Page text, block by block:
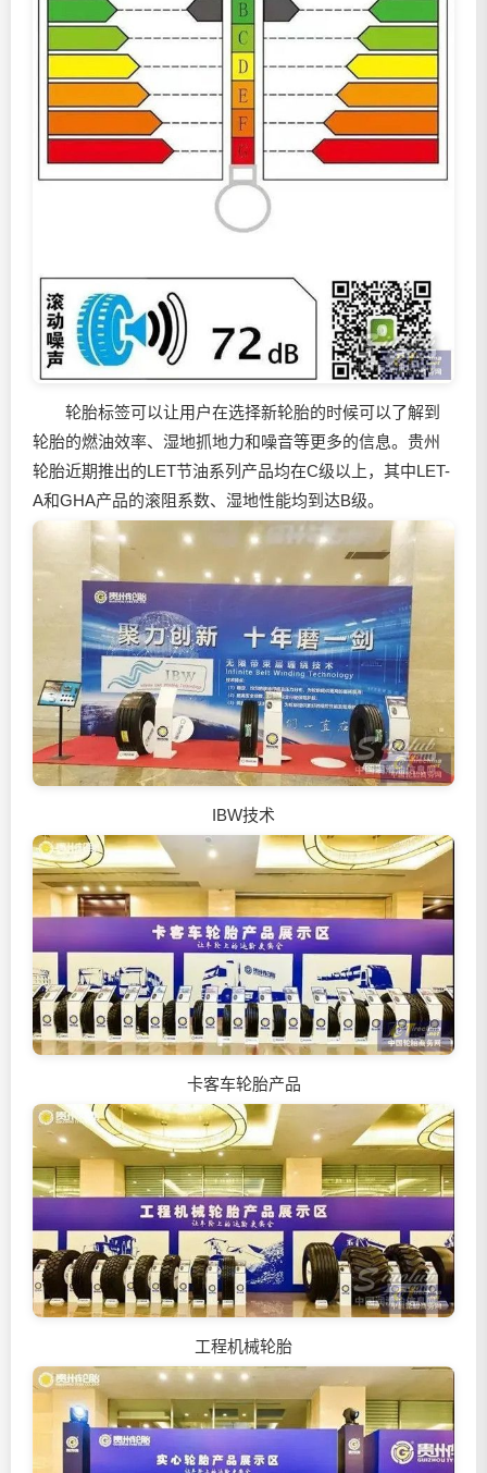
轮胎标签可以让用户在选择新轮胎的时候可以了解到
轮胎的燃油效率、湿地抓地力和噪音等更多的信息。贵州
轮胎近期推出的LET节油系列产品均在C级以上，其中LET-
A和GHA产品的滚阻系数、湿地性能均到达B级。
IBW技术
卡客车轮胎产品
工程机械轮胎